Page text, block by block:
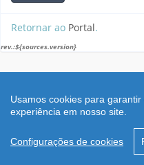
Usamos cookies para
experiência em nosso site.
Configurações de cookies
Retornar ao Portal.
rev.:${sources.version}